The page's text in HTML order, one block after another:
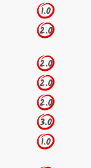
1.0
2.0
2.0
2.0
2.0
3.0
1.0